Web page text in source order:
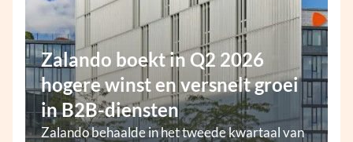
Zalando boekt in Q2 2026
hogere winst en versnelt groei
in B2B-diensten
Zalando behaalde in het tweede kwartaal van